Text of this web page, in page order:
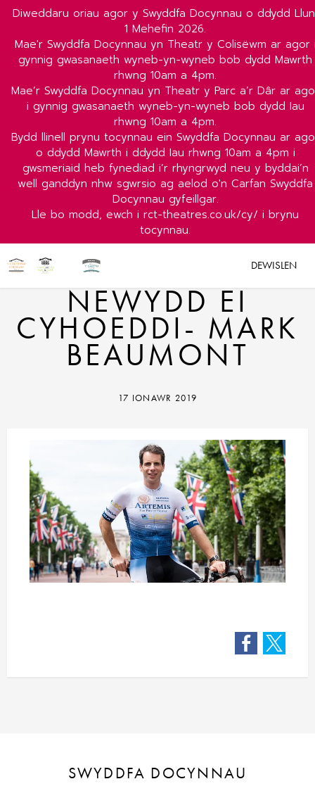
Diweddaru oriau agor y Swyddfa Docynnau o ddydd
1 Mehefin 2026.
Mae'r Swyddfa Docynnau yn Theatr y Colisëwm ar agor
gynnig gwasanaeth wyneb-yn-wyneb bob dydd Mawrth
rhwng 10am a 4pm.
Mae’r Swyddfa Docynnau yn Theatr y Parc a’r Dâr ar
i gynnig gwasanaeth wyneb-yn-wyneb bob dydd Iau
rhwng 10am a 4pm.
Bydd llinell prynu tocynnau ein Swyddfa Docynnau ar
o ddydd Mawrth i ddydd Iau rhwng 10am a 4pm i
gwsmeriaid heb fynediad i’r rhyngrwyd neu y byddai’n
well ganddyn nhw sgwrsio ag aelod o'n Carfan Swyddfa
Docynnau gyfeillgar.
Lle bo modd, ewch i rct-theatres.co.uk/cy/ i brynu
tocynnau.
DEWISLEN
NEWYDD EI
CYHOEDDI- MARK
BEAUMONT
17 IONAWR 2019
Facebook
SWYDDFA DOCYNNAU